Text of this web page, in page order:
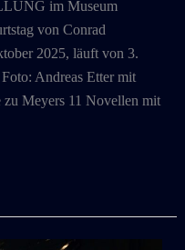
im Museum
von Conrad
2025, läuft von 3.
Andreas Etter mit
Meyers 11 Novellen mit